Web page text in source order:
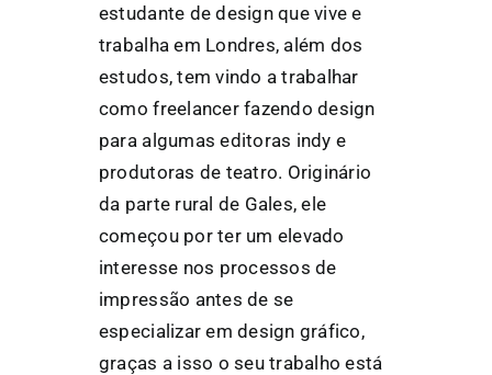
estudante de design que vive e
trabalha em Londres, além dos
estudos, tem vindo a trabalhar
como freelancer fazendo design
para algumas editoras indy e
produtoras de teatro. Originário
da parte rural de Gales, ele
começou por ter um elevado
interesse nos processos de
impressão antes de se
especializar em design gráfico,
graças a isso o seu trabalho está